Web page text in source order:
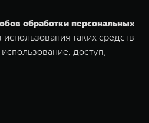
обработки персональных
таких средств
доступ,